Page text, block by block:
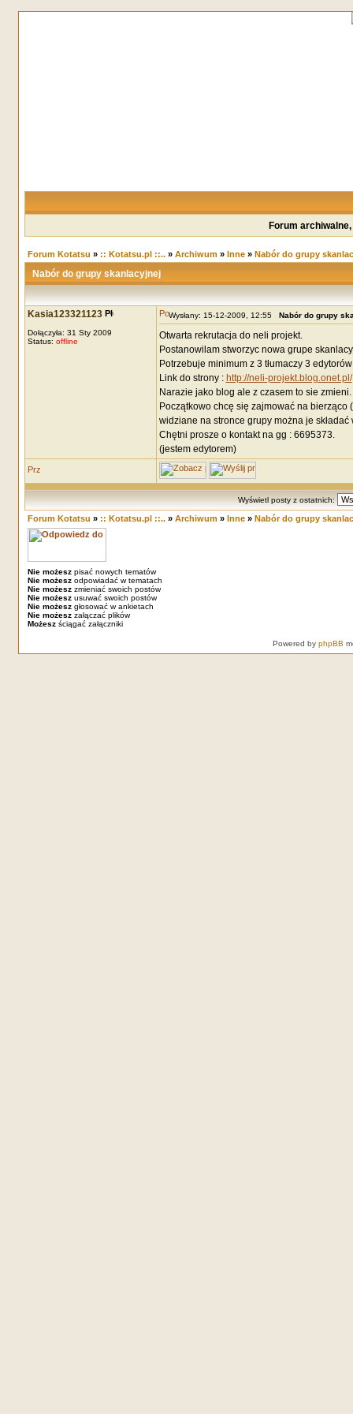
Forum
Forum Kotatsu » :: Kotatsu.pl ::..» Archiwum» Inne» Nabór do grupy
Nabór do grupy skanlacyjnej
Kasia123321123
Dołączyła: 31 Sty 2009
Status: offline
Wysłany: 15-12-2009, 12:55 Nabór do grupy
Otwarta rekrutacja do neli projekt.
Postanowilam stworzyc nowa grupe
Potrzebuje minimum z 3 tłumaczy 3
Link do strony : http://neli-projekt.blog.onet.pl/
Narazie jako blog ale z czasem to sie zmieni.
Początkowo chcę się zajmować na
widziane na stronce grupy można je
Chętni prosze o kontakt na gg : 6695373.
(jestem edytorem)
Wyświetl posty z ostatnich:
Forum Kotatsu » :: Kotatsu.pl ::..» Archiwum» Inne» Nabór do grupy
Nie możeszpisać nowych tematów
Nie możeszodpowiadać w tematach
Nie możeszzmieniać swoich postów
Nie możeszusuwać swoich postów
Nie możeszgłosować w ankietach
Nie możeszzałączać plików
Możeszściągać załączniki
Powered by phpBB